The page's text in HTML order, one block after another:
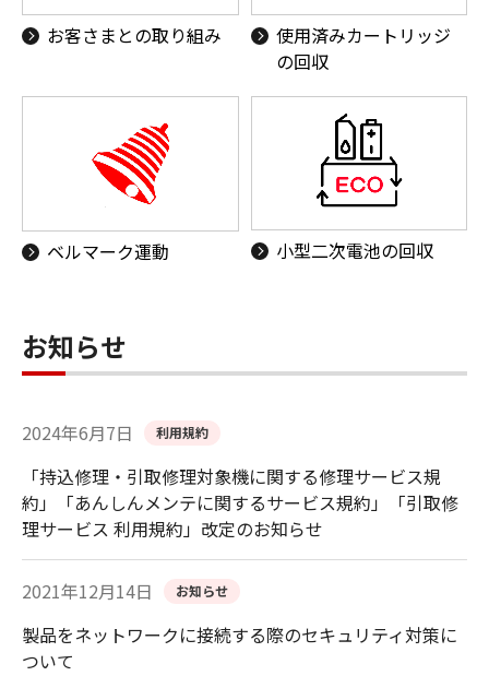
お客さまとの取り組み
使用済みカートリッジ
の回収
ベルマーク運動 小型二次電池の回収
お知らせ
2024年6月7日 利用規約
「持込修理・引取修理対象機に関する修理サービス規
約」「あんしんメンテに関するサービス規約」「引取修
理サービス 利用規約」改定のお知らせ
2021年12月14日 お知らせ
製品をネットワークに接続する際のセキュリティ対策に
ついて